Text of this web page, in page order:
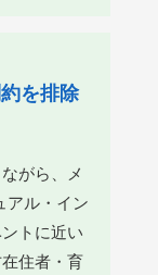
を排除
がら、メ
アル・イン
トに近い
住者・育